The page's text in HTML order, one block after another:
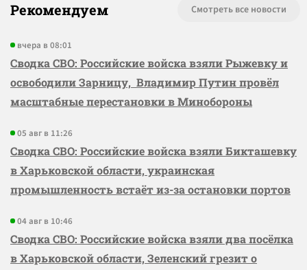
Рекомендуем Смотреть все новости
вчера в 08:01
Сводка СВО: Российские войска взяли Рыжевку и
освободили Зарницу, Владимир Путин провёл
масштабные перестановки в Минобороны
05 авг в 11:26
Сводка СВО: Российские войска взяли Бикташевку
в Харьковской области, украинская
промышленность встаёт из-за остановки портов
04 авг в 10:46
Сводка СВО: Российские войска взяли два посёлка
в Харьковской области, Зеленский грезит о